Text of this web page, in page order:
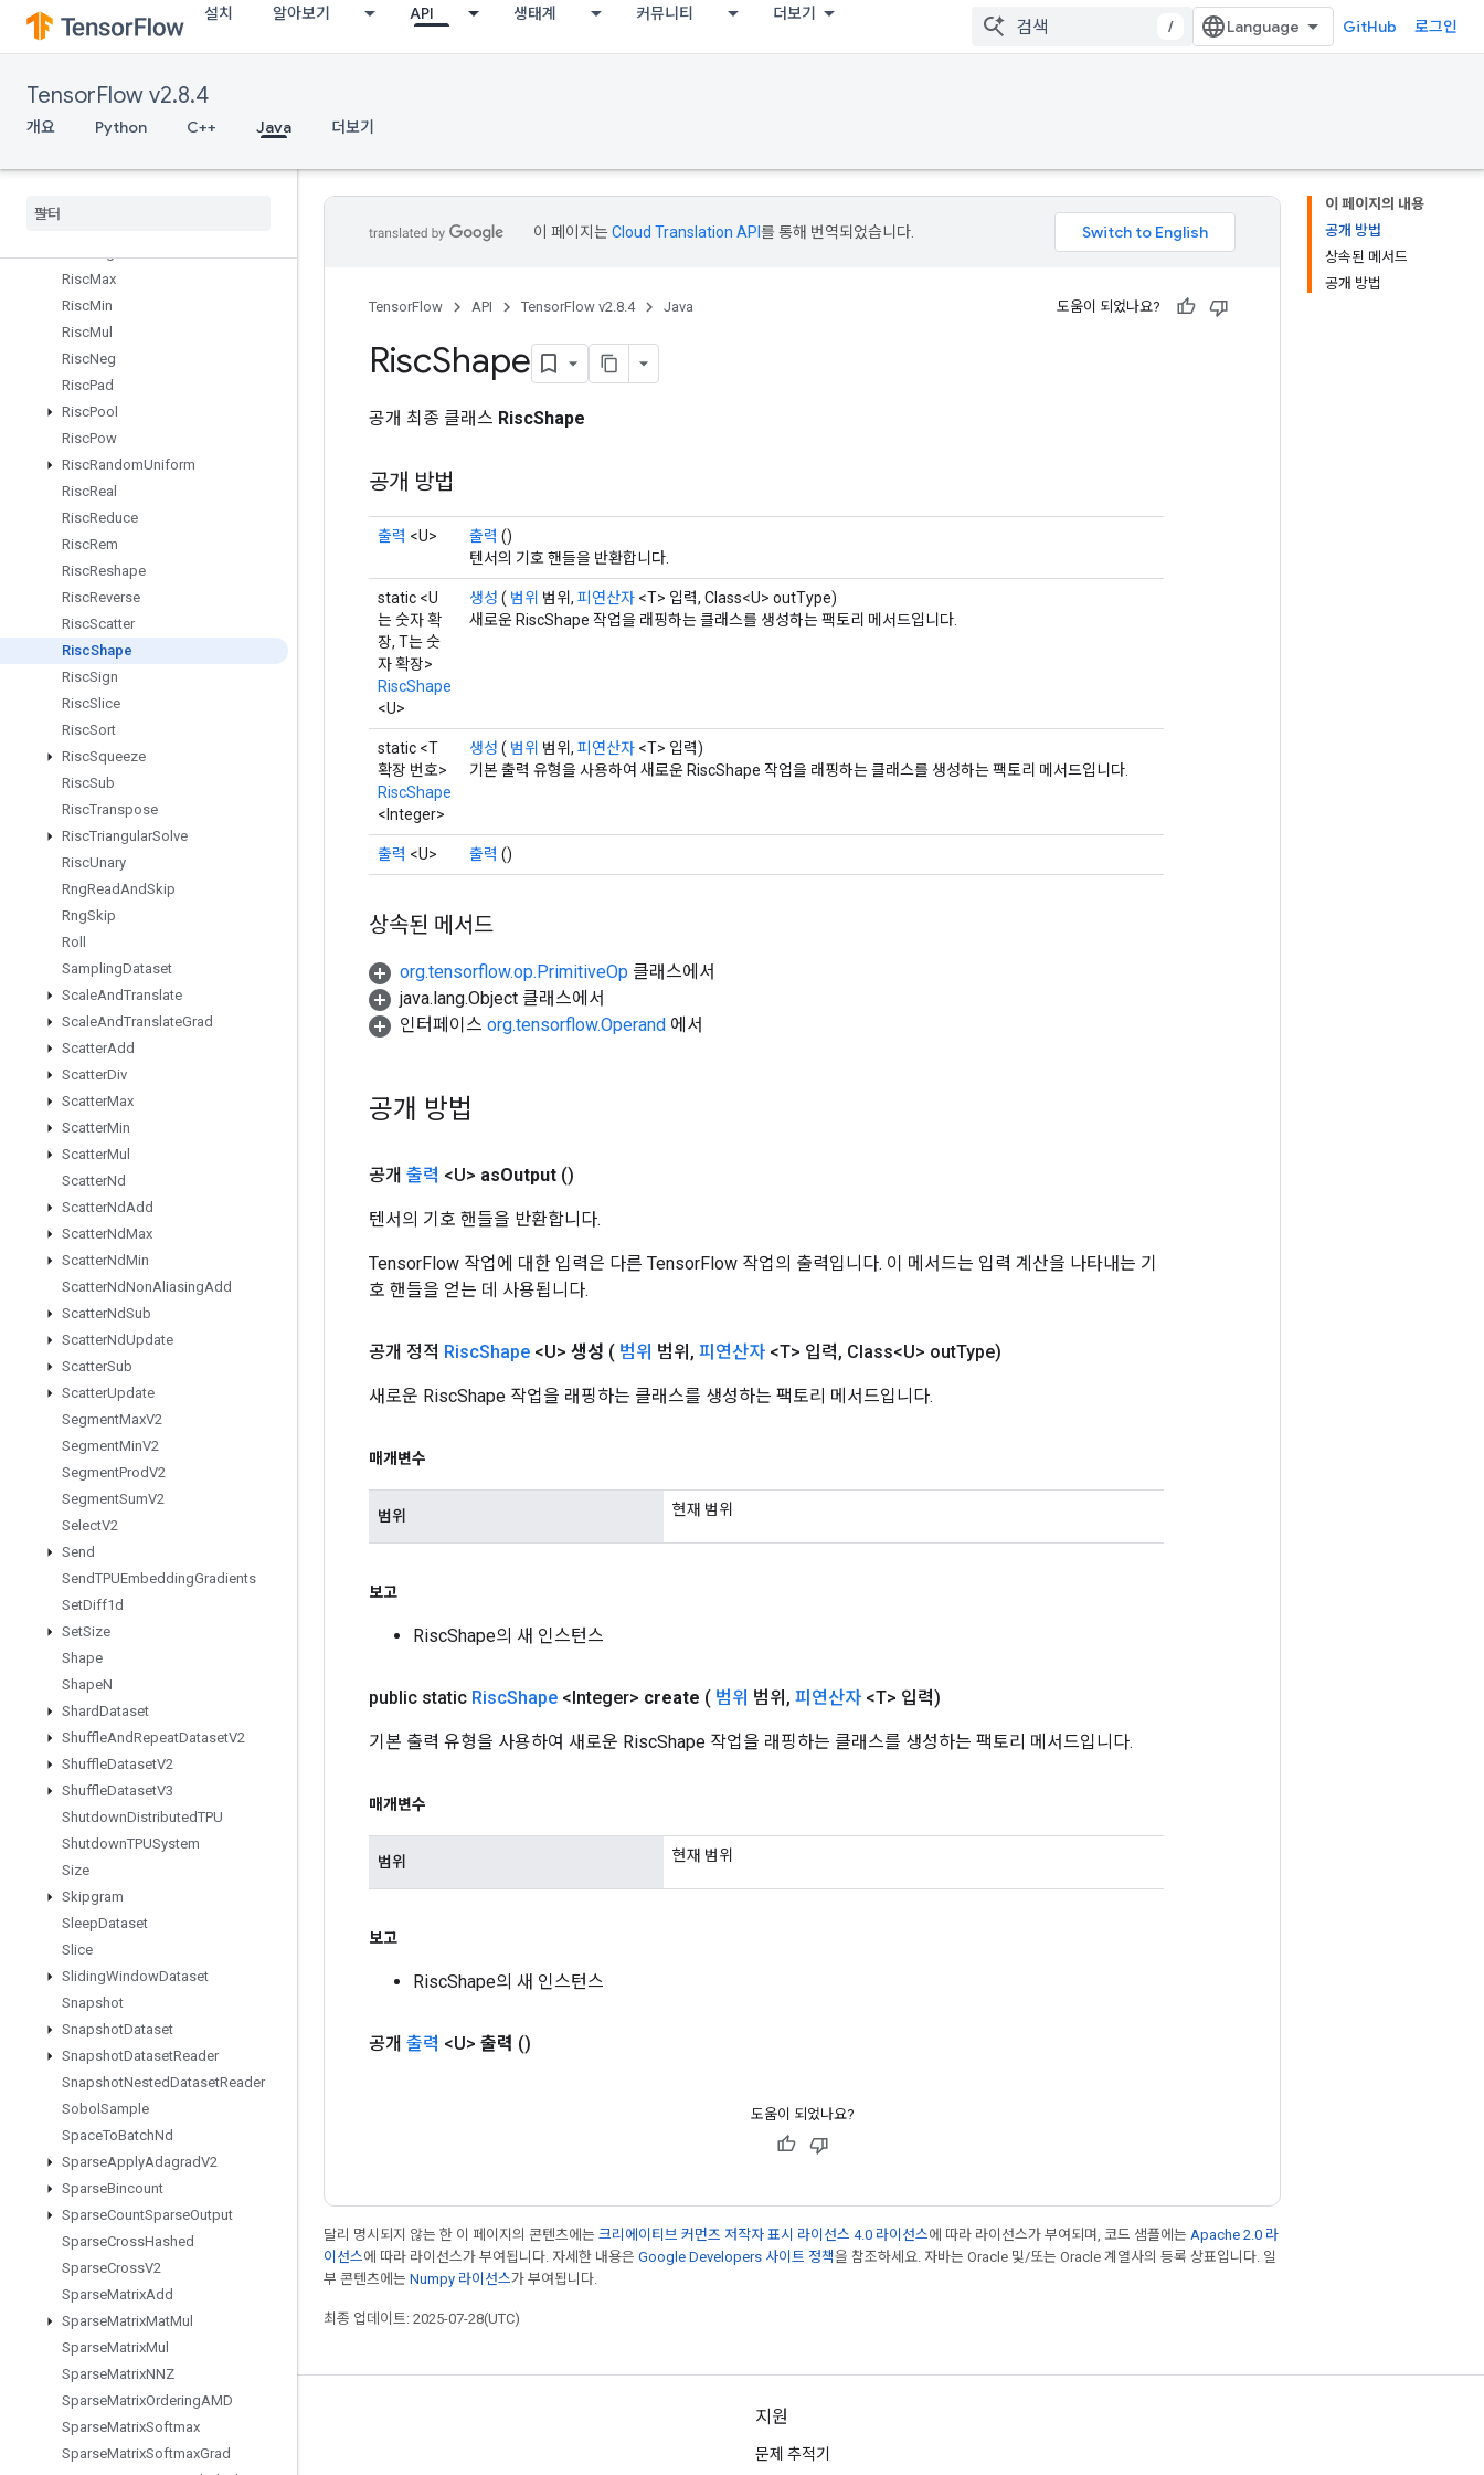
설치 알아보기 API 생태계 커뮤니티 더보기
/ GitHub 로그인
TensorFlow v2.8.4
개요 Python C++ Java 더보기
RiscExp
RiscFft
RiscGather
RiscImag
RiscLog
RiscMax
RiscMin
RiscMul
RiscNeg
RiscPad
RiscPool
RiscPow
RiscRandomUniform
RiscReal
RiscReduce
RiscRem
RiscReshape
RiscReverse
RiscScatter
RiscShape
RiscSign
RiscSlice
RiscSort
RiscSqueeze
RiscSub
RiscTranspose
RiscTriangularSolve
RiscUnary
RngReadAndSkip
RngSkip
Roll
SamplingDataset
ScaleAndTranslate
ScaleAndTranslateGrad
ScatterAdd
ScatterDiv
ScatterMax
ScatterMin
ScatterMul
ScatterNd
ScatterNdAdd
ScatterNdMax
ScatterNdMin
ScatterNdNonAliasingAdd
ScatterNdSub
ScatterNdUpdate
ScatterSub
ScatterUpdate
SegmentMaxV2
SegmentMinV2
SegmentProdV2
SegmentSumV2
SelectV2
Send
SendTPUEmbeddingGradients
SetDiff1d
SetSize
Shape
ShapeN
ShardDataset
ShuffleAndRepeatDatasetV2
ShuffleDatasetV2
ShuffleDatasetV3
ShutdownDistributedTPU
ShutdownTPUSystem
Size
Skipgram
SleepDataset
Slice
SlidingWindowDataset
Snapshot
SnapshotDataset
SnapshotDatasetReader
SnapshotNestedDatasetReader
Sobol Sample
SpaceToBatchNd
SparseApplyAdagradV2
SparseBincount
SparseCountSparseOutput
SparseCrossHashed
SparseCrossV2
SparseMatrixAdd
SparseMatrixMatMul
SparseMatrixMul
SparseMatrixNNZ
SparseMatrixOrderingAMD
SparseMatrixSoftmax
SparseMatrixSoftmaxGrad
이 페이지의 내용
공개 방법
상속된 메서드
공개 방법
이 페이지는Cloud Translation API 를 통해 번역되었습니다.
TensorFlow API TensorFlow v2.8.4 Java 도움이 되었나요?
RiscShape
공개 최종 클래스 RiscShape
공개 방법
출력 <U> 출력 ()
텐서의 기호 핸들을 반환합니다.
static <U
는 숫자 확
장, T는 숫
자 확장>
RiscShape
<U>
생성 ( 범위 범위, 피연산자 <T> 입력, Class<U> outType)
새로운 RiscShape 작업을 래핑하는 클래스를 생성하는 팩토리 메서드입니다.
static <T
확장 번호>
RiscShape
<Integer>
생성 ( 범위 범위, 피연산자 <T> 입력)
기본 출력 유형을 사용하여 새로운 RiscShape 작업을 래핑하는 클래스를 생성하는 팩토리 메서드입니다.
출력 <U> 출력 ()
상속된 메서드
org.tensorflow.op.PrimitiveOp 클래스에서
java.lang.Object 클래스에서
인터페이스 org.tensorflow.Operand 에서
공개 방법
공개 출력 <U> asOutput ()
텐서의 기호 핸들을 반환합니다.
TensorFlow 작업에 대한 입력은 다른 TensorFlow 작업의 출력입니다. 이 메서드는 입력 계산을 나타내는 기
호 핸들을 얻는 데 사용됩니다.
공개 정적 RiscShape <U> 생성 ( 범위 범위 , 피연산자 <T> 입력, Class<U> outType)
새로운 RiscShape 작업을 래핑하는 클래스를 생성하는 팩토리 메서드입니다.
매개변수
범위 현재 범위
보고
RiscShape의 새 인스턴스
public static RiscShape <Integer> create ( 범위 범위 , 피연산자 <T> 입력)
기본 출력 유형을 사용하여 새로운 RiscShape 작업을 래핑하는 클래스를 생성하는 팩토리 메서드입니다.
매개변수
범위 현재 범위
보고
RiscShape의 새 인스턴스
공개 출력 <U> 출력 ()
도움이 되었나요?
달리 명시되지 않는 한 이 페이지의 콘텐츠에는 크리에이티브 커먼즈 저작자 표시 라이선스 4.0 라이선스에 따라 라이선스가 부여되며, 코드 샘플에는 Apache 2.0 라
이선스에 따라 라이선스가 부여됩니다. 자세한 내용은 Google Developers 사이트 정책을 참조하세요. 자바는 Oracle 및/또는 Oracle 계열사의 등록 상표입니다. 일
부 콘텐츠에는 Numpy 라이선스가 부여됩니다.
최종 업데이트: 2025-07-28(UTC)
최신 소식 확인하기
블로그
지원
문제 추적기